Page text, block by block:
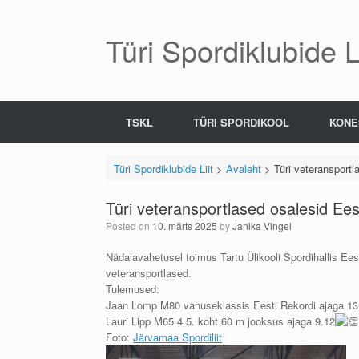
Türi Spordiklubide
TSKL TÜRI SPORDIKOOL
Türi Spordiklubide Liit> Avaleht> Türi
Türi veteransportlased osalesid
Posted on 10. märts 2025 byJanika Vingel
Nädalavahetusel toimus Tartu Ülikooli Spordihallis
veteransportlased.
Tulemused:
Jaan Lomp M80 vanuseklassis Eesti Rekordi ajaga
Lauri Lipp M65 4.5. koht 60 m jooksus ajaga 9.12
Foto: Järvamaa Spordiliit